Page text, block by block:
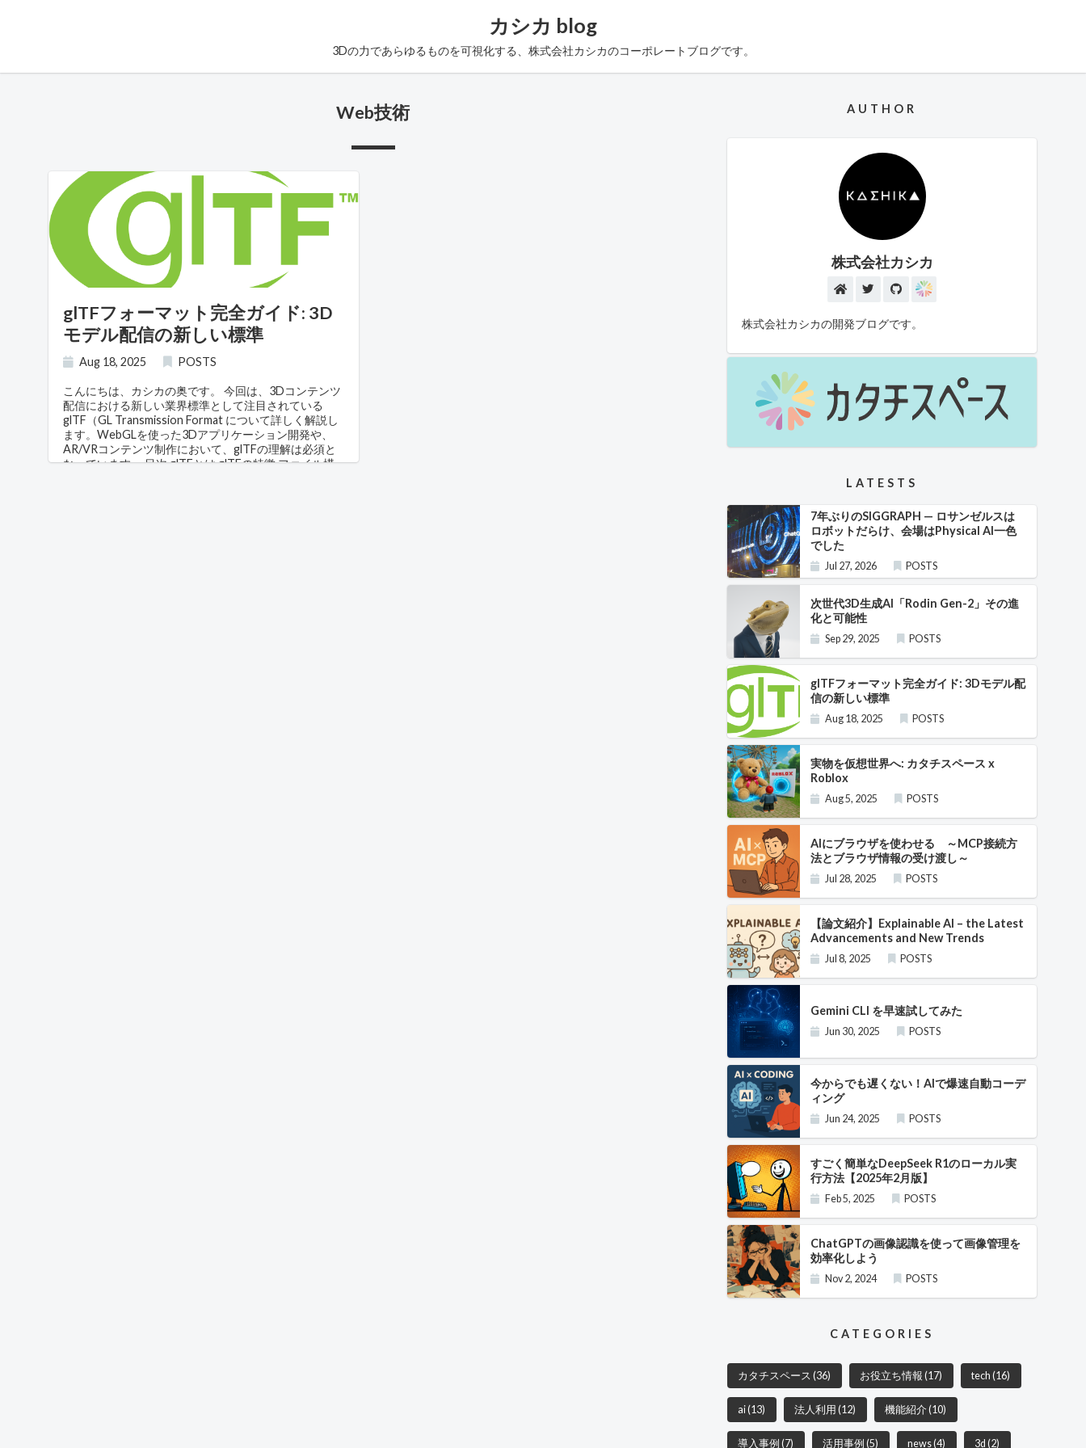
カシカ blog
3Dの力であらゆるものを可視化する、株式会社カシカのコーポレートブログです。
Web技術
glTFフォーマット完全ガイド: 3D
モデル配信の新しい標準
Aug 18, 2025 POSTS
こんにちは、カシカの奥です。 今回は、3Dコンテンツ
配信における新しい業界標準として注目されている
glTF（GL Transmission Format について詳しく解説し
ます。WebGLを使った3Dアプリケーション開発や、
AR/VRコンテンツ制作において、glTFの理解は必須と
なっています。 目次 glTFとは glTFの特徴 ファイル構
AUTHOR
株式会社カシカ
株式会社カシカの開発ブログです。
LATESTS
7年ぶりのSIGGRAPH — ロサンゼルスは
ロボットだらけ、会場はPhysical AI一色
でした
Jul 27, 2026 POSTS
次世代3D生成AI「Rodin Gen-2」その進
化と可能性
Sep 29, 2025 POSTS
glTFフォーマット完全ガイド: 3Dモデル配
信の新しい標準
Aug 18, 2025 POSTS
実物を仮想世界へ: カタチスペース x
Roblox
Aug 5, 2025 POSTS
AIにブラウザを使わせる ～MCP接続方
法とブラウザ情報の受け渡し～
Jul 28, 2025 POSTS
【論文紹介】Explainable AI – the Latest
Advancements and New Trends
Jul 8, 2025 POSTS
Gemini CLI を早速試してみた
Jun 30, 2025 POSTS
今からでも遅くない！AIで爆速自動コーデ
ィング
Jun 24, 2025 POSTS
すごく簡単なDeepSeek R1のローカル実
行方法【2025年2月版】
Feb 5, 2025 POSTS
ChatGPTの画像認識を使って画像管理を
効率化しよう
Nov 2, 2024 POSTS
CATEGORIES
カタチスペース(36) お役立ち情報(17) tech(16)
ai(13) 法人利用(12) 機能紹介(10)
導入事例(7) 活用事例(5) news(4) 3d(2)